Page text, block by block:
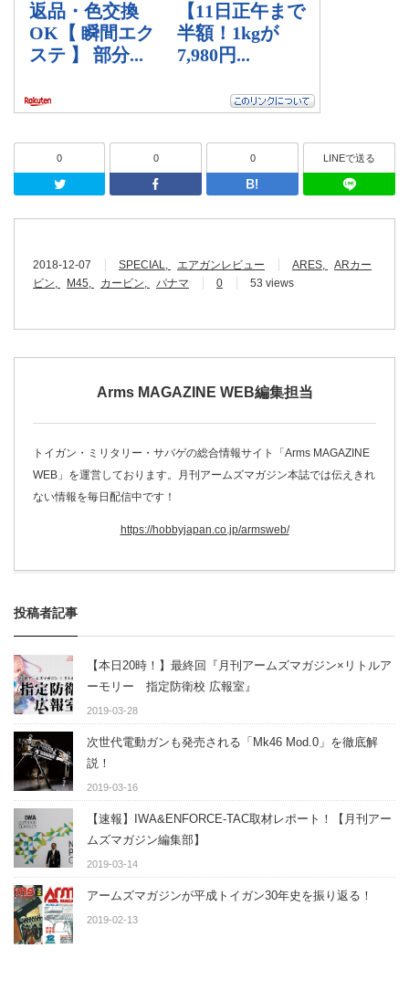
0
Twitter
0
Facebook
0
はてなブッ
LINEで送る
2018-12-07 SPECIAL エアガンレビュー ARES
ARカー
ビン
M45 カービン パナマ 0 53 views
Arms MAGAZINE WEB編集担当
トイガン・ミリタリー・サバゲの総合情報サイト「Arms MAGAZINE
WEB」を運営しております。月刊アームズマガジン本誌では伝えきれ
ない情報を毎日配信中です！
https://hobbyjapan.co.jp/armsweb/
投稿者記事
【本日20時！】最終回『月刊アームズマガジン×リトルア
ーモリー 指定防衛校 広報室』
2019-03-28
次世代電動ガンも発売される「Mk46 Mod.0」を徹底解
説！
2019-03-16
【速報】IWA&ENFORCE-TAC取材レポート！【月刊アー
ムズマガジン編集部】
2019-03-14
アームズマガジンが平成トイガン30年史を振り返る！
2019-02-13